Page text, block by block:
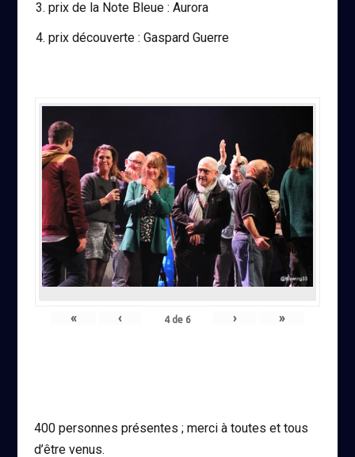
prix de la Note Bleue : Aurora
prix découverte : Gaspard Guerre
« ‹ 4de 6 › »
400 personnes présentes ; merci à toutes et tous
d’être venus.